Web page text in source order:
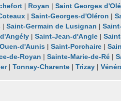
| Royan | Saint Georges
| Saint-Georges-d'Oléron |
| Saint-Germain de Lusignan |
| Saint-Jean-d'Angle|
d'Aunis |Saint-Porchaire |
de-Royan | Sainte-Marie-de-Ré|
|Tonnay-Charente |Trizay |